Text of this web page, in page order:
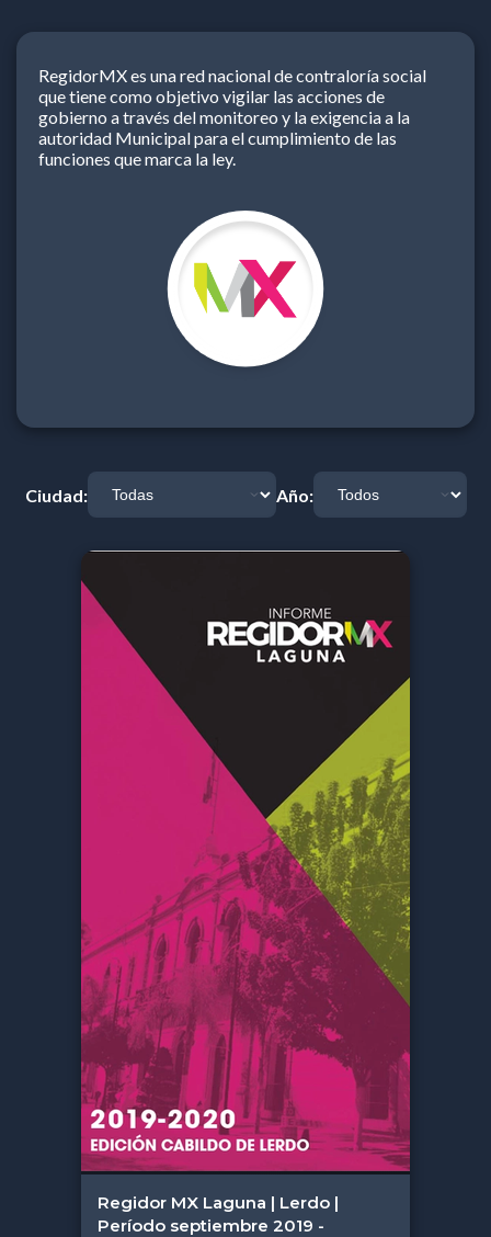
RegidorMX es una red nacional de contraloría social
que tiene como objetivo vigilar las acciones de
gobierno a través del monitoreo y la exigencia a la
autoridad Municipal para el cumplimiento de las
funciones que marca la ley.
Ciudad: Año:
Regidor MX Laguna | Lerdo |
Período septiembre 2019 -